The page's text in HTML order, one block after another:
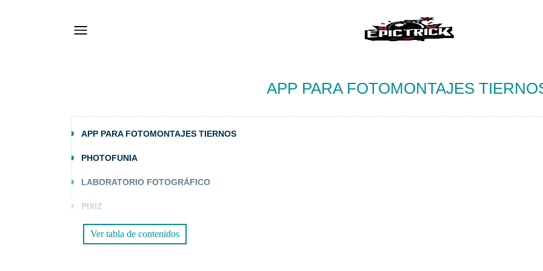
APP PARA FOTOMONTAJES
APP PARA FOTOMONTAJES TIERNOS
PHOTOFUNIA
LABORATORIO FOTOGRÁFICO
PIXIZ
Ver tabla de contenidos